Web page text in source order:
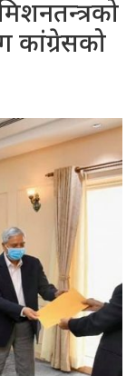
कांग्रेसको